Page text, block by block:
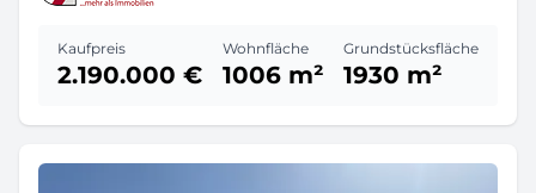
Kaufpreis
2.190.000 €
Wohnfläche
1006 m²
Grundstücksfläche
1930 m²